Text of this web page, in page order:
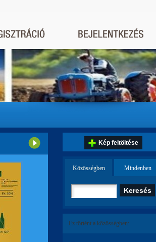
Kép feltöltése
Közösségben Mindenben
Ez történt a közösségben: